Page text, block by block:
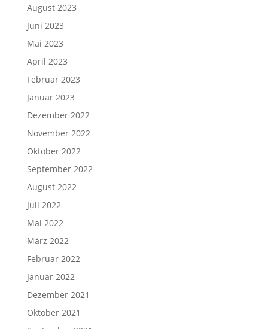
August 2023
Juni 2023
Mai 2023
April 2023
Februar 2023
Januar 2023
Dezember 2022
November 2022
Oktober 2022
September 2022
August 2022
Juli 2022
Mai 2022
März 2022
Februar 2022
Januar 2022
Dezember 2021
Oktober 2021